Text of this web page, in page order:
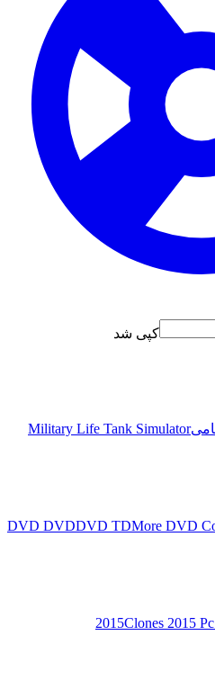
کپی شد
Military Life Tank Simulator
DVD TDMore DVD
Clones 2015 Pc